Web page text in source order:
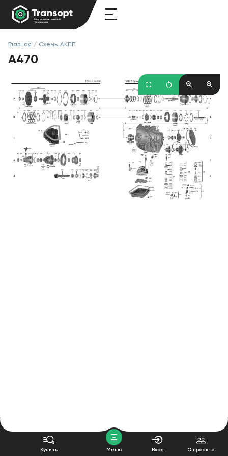
Главная / Схемы АКПП
A470
Купить Меню Вход О проекте